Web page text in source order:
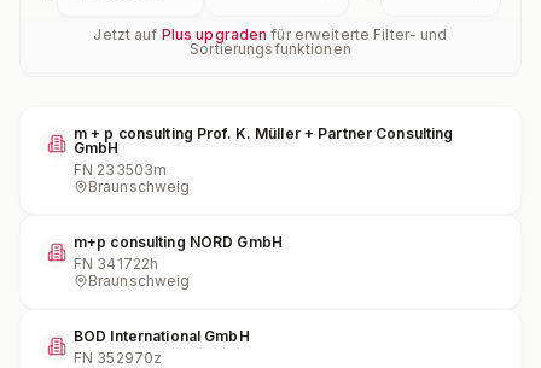
Jetzt auf Plus upgraden für erweiterte Filter- und
Sortierungsfunktionen
m + p consulting Prof. K. Müller + Partner Consulting
GmbH
FN 233503m
Braunschweig
m+p consulting NORD GmbH
FN 341722h
Braunschweig
BOD International GmbH
FN 352970z